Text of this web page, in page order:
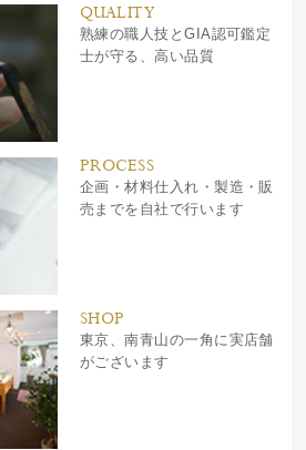
QUALITY
熟練の職人技とGIA認可鑑定
士が守る、高い品質
PROCESS
企画・材料仕入れ・製造・販
売までを自社で行います
SHOP
東京、南青山の一角に実店舗
がございます